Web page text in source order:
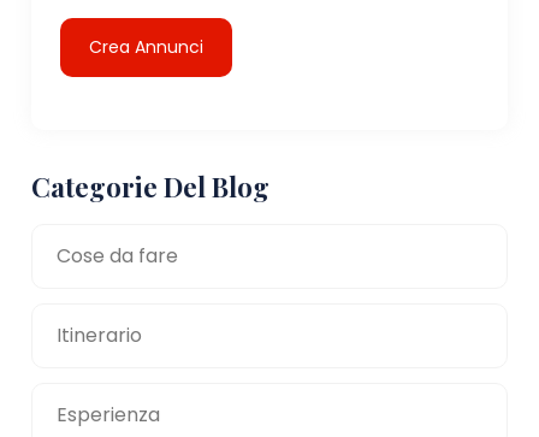
Crea Annunci
Categorie Del Blog
Cose da fare
Itinerario
Esperienza